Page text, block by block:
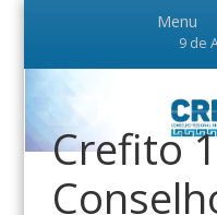
9 de
Crefito